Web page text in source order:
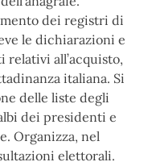
dei registri di
le dichiarazioni e
all’acquisto,
italiana. Si
delle liste degli
dei presidenti e
Organizza, nel
elettorali.